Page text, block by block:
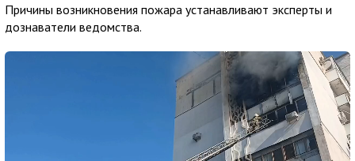
Причины возникновения пожара устанавливают эксперты и
дознаватели ведомства.